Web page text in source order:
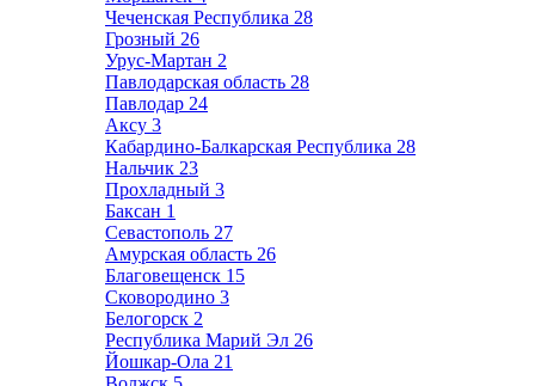
Чеченская Республика 28
Грозный 26
Урус-Мартан 2
Павлодарская область 28
Павлодар 24
Аксу 3
Кабардино-Балкарская Республика 28
Нальчик 23
Прохладный 3
Баксан 1
Севастополь 27
Амурская область 26
Благовещенск 15
Сковородино 3
Белогорск 2
Республика Марий Эл 26
Йошкар-Ола 21